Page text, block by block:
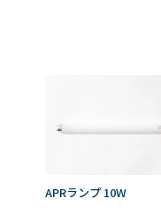
APRランプ 10W